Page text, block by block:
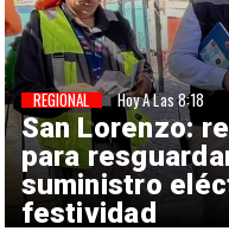
San Lorenzo:
para
suministro
festividad
REGIONAL Hoy A Las 8:18